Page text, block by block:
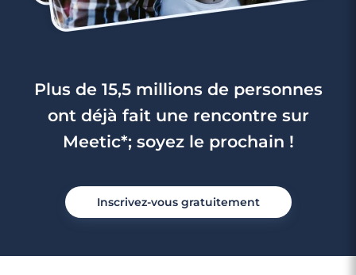
Plus de 15,5 millions de personnes
ont déjà fait une rencontre sur
Meetic*; soyez le prochain !
Inscrivez-vous gratuitement